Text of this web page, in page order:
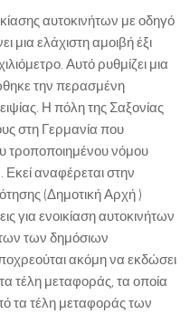
αυτοκινήτων με οδηγό
μια ελάχιστη αμοιβή έξι
Αυτό ρυθμίζει μια
την περασμένη
Η πόλη της Σαξονίας
στη Γερμανία που
τροποποιημένου νόμου
αναφέρεται στην
(Δημοτική Αρχή )
για ενοικίαση αυτοκινήτων
των δημόσιων
ακόμη να εκδώσει
τέλη μεταφοράς, τα οποία
τα τέλη μεταφοράς των